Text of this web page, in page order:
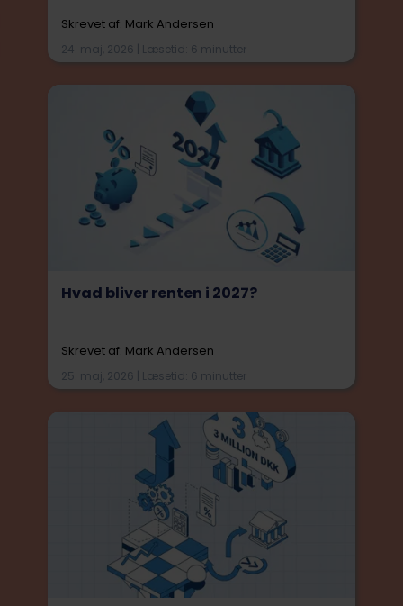
Skrevet af: Mark Andersen
24. maj, 2026 | Læsetid: 6 minutter
Hvad bliver renten i 2027?
Skrevet af: Mark Andersen
25. maj, 2026 | Læsetid: 6 minutter